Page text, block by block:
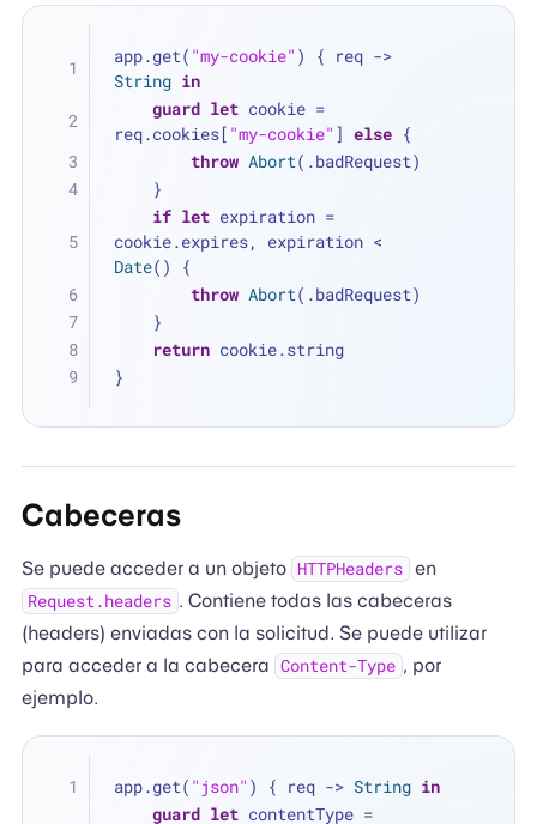
app.get( "my-cookie"
String in
guard let cookie =
req.cookies[ "my-cookie" ] else {
throw Abort(.badRequest)
    }
if let expiration =
cookie.expires, expiration <
Date() {
throw Abort(.badRequest)
    }
return cookie.string
}
Cabeceras
Se puede acceder a un objeto HTTPHeaders en
Request.headers . Contiene todas las cabeceras
(headers) enviadas con la solicitud. Se puede utilizar
para acceder a la cabecera Content-Type , por
ejemplo.
app.get( "json" ) { req -> String in
guard let contentType =